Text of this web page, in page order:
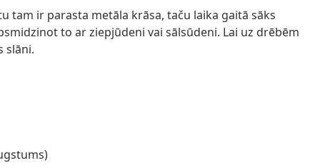
tam ir parasta metāla krāsa, taču laika gaitā sāks
to ar ziepjūdeni vai sālsūdeni. Lai uz drēbēm
slāni.